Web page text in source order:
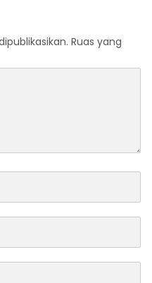
Ruas yang